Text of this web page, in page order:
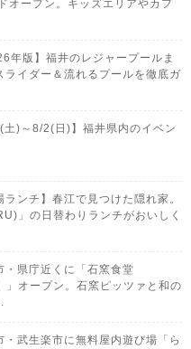
オープン。キッズエリアやカフ
年版】福井のレジャープールま
ライダー＆流れるプールを徹底ガ
土)～8/2(日)】福井県内のイベン
ランチ】春江で見つけた隠れ家。
」の日替わりランチがおいしく
・県庁近くに「石窯食堂
オープン。石窯ピッツァと和の
・武生楽市に無料屋内遊び場「ら